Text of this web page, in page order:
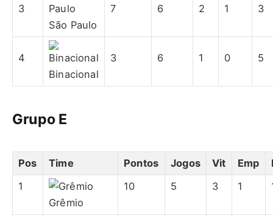
3
São Paulo
7 6 2 1 3
4
Binacional
3 6 1 0 5
Grupo E
Pos Time Pontos Jogos Vit Emp
1
Grêmio
10 5 3 1